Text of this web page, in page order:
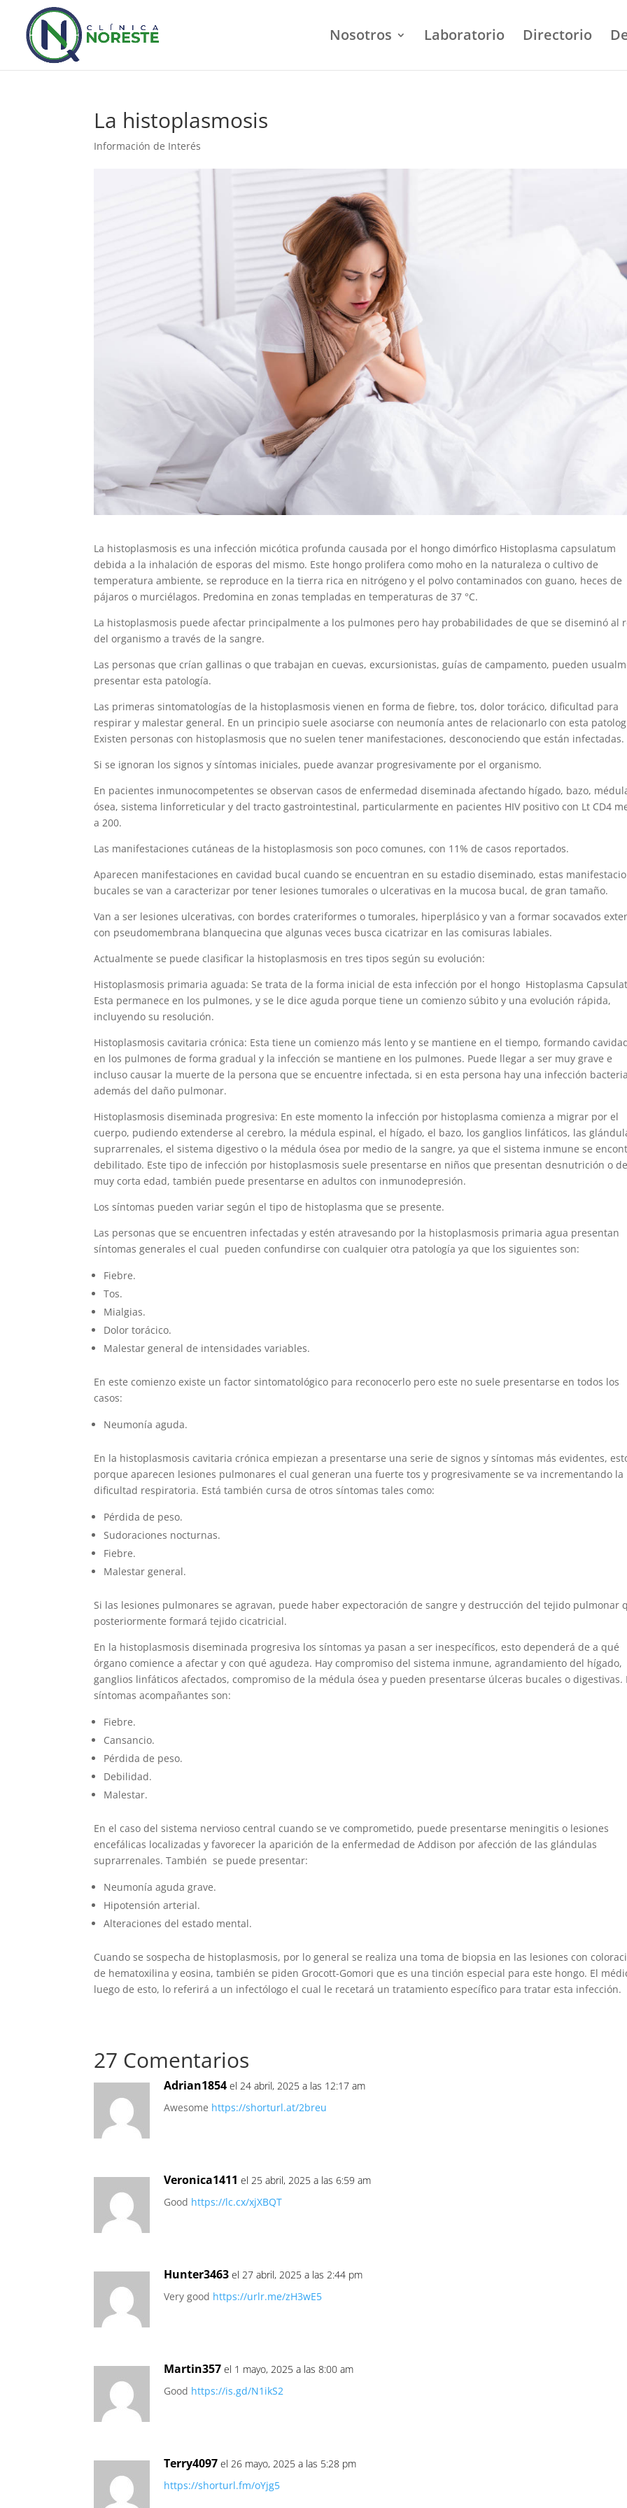
Nosotros Laboratorio Directorio
La histoplasmosis
Información de Interés
La histoplasmosis es una infección micótica profunda causada por el hongo dimórfico Histoplasma capsulatum
debida a la inhalación de esporas del mismo. Este hongo prolifera como moho en la naturaleza o cultivo de
temperatura ambiente, se reproduce en la tierra rica en nitrógeno y el polvo contaminados con guano, heces de
pájaros o murciélagos. Predomina en zonas templadas en temperaturas de 37 °C.
La histoplasmosis puede afectar principalmente a los pulmones pero hay probabilidades de que se diseminó al
del organismo a través de la sangre.
Las personas que crían gallinas o que trabajan en cuevas, excursionistas, guías de campamento, pueden
presentar esta patología.
Las primeras sintomatologías de la histoplasmosis vienen en forma de fiebre, tos, dolor torácico, dificultad para
respirar y malestar general. En un principio suele asociarse con neumonía antes de relacionarlo con esta
Existen personas con histoplasmosis que no suelen tener manifestaciones, desconociendo que están infectadas.
Si se ignoran los signos y síntomas iniciales, puede avanzar progresivamente por el organismo.
En pacientes inmunocompetentes se observan casos de enfermedad diseminada afectando hígado, bazo,
ósea, sistema linforreticular y del tracto gastrointestinal, particularmente en pacientes HIV positivo con Lt CD4
a 200.
Las manifestaciones cutáneas de la histoplasmosis son poco comunes, con 11% de casos reportados.
Aparecen manifestaciones en cavidad bucal cuando se encuentran en su estadio diseminado, estas
bucales se van a caracterizar por tener lesiones tumorales o ulcerativas en la mucosa bucal, de gran tamaño.
Van a ser lesiones ulcerativas, con bordes crateriformes o tumorales, hiperplásico y van a formar socavados
con pseudomembrana blanquecina que algunas veces busca cicatrizar en las comisuras labiales.
Actualmente se puede clasificar la histoplasmosis en tres tipos según su evolución:
Histoplasmosis primaria aguada: Se trata de la forma inicial de esta infección por el hongo Histoplasma
Esta permanece en los pulmones, y se le dice aguda porque tiene un comienzo súbito y una evolución rápida,
incluyendo su resolución.
Histoplasmosis cavitaria crónica: Esta tiene un comienzo más lento y se mantiene en el tiempo, formando
en los pulmones de forma gradual y la infección se mantiene en los pulmones. Puede llegar a ser muy grave e
incluso causar la muerte de la persona que se encuentre infectada, si en esta persona hay una infección
además del daño pulmonar.
Histoplasmosis diseminada progresiva: En este momento la infección por histoplasma comienza a migrar por el
cuerpo, pudiendo extenderse al cerebro, la médula espinal, el hígado, el bazo, los ganglios linfáticos, las
suprarrenales, el sistema digestivo o la médula ósea por medio de la sangre, ya que el sistema inmune se
debilitado. Este tipo de infección por histoplasmosis suele presentarse en niños que presentan desnutrición o
muy corta edad, también puede presentarse en adultos con inmunodepresión.
Los síntomas pueden variar según el tipo de histoplasma que se presente.
Las personas que se encuentren infectadas y estén atravesando por la histoplasmosis primaria agua presentan
síntomas generales el cual pueden confundirse con cualquier otra patología ya que los siguientes son:
Fiebre.
Tos.
Mialgias.
Dolor torácico.
Malestar general de intensidades variables.
En este comienzo existe un factor sintomatológico para reconocerlo pero este no suele presentarse en todos los
casos:
Neumonía aguda.
En la histoplasmosis cavitaria crónica empiezan a presentarse una serie de signos y síntomas más evidentes,
porque aparecen lesiones pulmonares el cual generan una fuerte tos y progresivamente se va incrementando la
dificultad respiratoria. Está también cursa de otros síntomas tales como:
Pérdida de peso.
Sudoraciones nocturnas.
Fiebre.
Malestar general.
Si las lesiones pulmonares se agravan, puede haber expectoración de sangre y destrucción del tejido pulmonar
posteriormente formará tejido cicatricial.
En la histoplasmosis diseminada progresiva los síntomas ya pasan a ser inespecíficos, esto dependerá de a qué
órgano comience a afectar y con qué agudeza. Hay compromiso del sistema inmune, agrandamiento del hígado,
ganglios linfáticos afectados, compromiso de la médula ósea y pueden presentarse úlceras bucales o digestivas.
síntomas acompañantes son:
Fiebre.
Cansancio.
Pérdida de peso.
Debilidad.
Malestar.
En el caso del sistema nervioso central cuando se ve comprometido, puede presentarse meningitis o lesiones
encefálicas localizadas y favorecer la aparición de la enfermedad de Addison por afección de las glándulas
suprarrenales. También se puede presentar:
Neumonía aguda grave.
Hipotensión arterial.
Alteraciones del estado mental.
Cuando se sospecha de histoplasmosis, por lo general se realiza una toma de biopsia en las lesiones con
de hematoxilina y eosina, también se piden Grocott-Gomori que es una tinción especial para este hongo. El
luego de esto, lo referirá a un infectólogo el cual le recetará un tratamiento específico para tratar esta infección.
27 Comentarios
Adrian1854 el 24 abril, 2025 a las 12:17 am
Awesome https://shorturl.at/2breu
Veronica1411 el 25 abril, 2025 a las 6:59 am
Good https://lc.cx/xjXBQT
Hunter3463 el 27 abril, 2025 a las 2:44 pm
Very good https://urlr.me/zH3wE5
Martin357 el 1 mayo, 2025 a las 8:00 am
Good https://is.gd/N1ikS2
Terry4097 el 26 mayo, 2025 a las 5:28 pm
https://shorturl.fm/oYjg5